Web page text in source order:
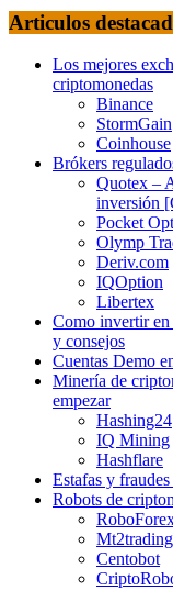
Articulos
Los mejores
criptomonedas
Binance
StormGain
Coinhouse
Brókers
Quotex –
inversión
Pocket
Olymp
Deriv.com
IQOption
Libertex
Como invertir en
y consejos
Cuentas Demo
Minería de
empezar
Hashing24
IQ Mining
Hashflare
Estafas y
Robots de
Mt2trading
Centobot